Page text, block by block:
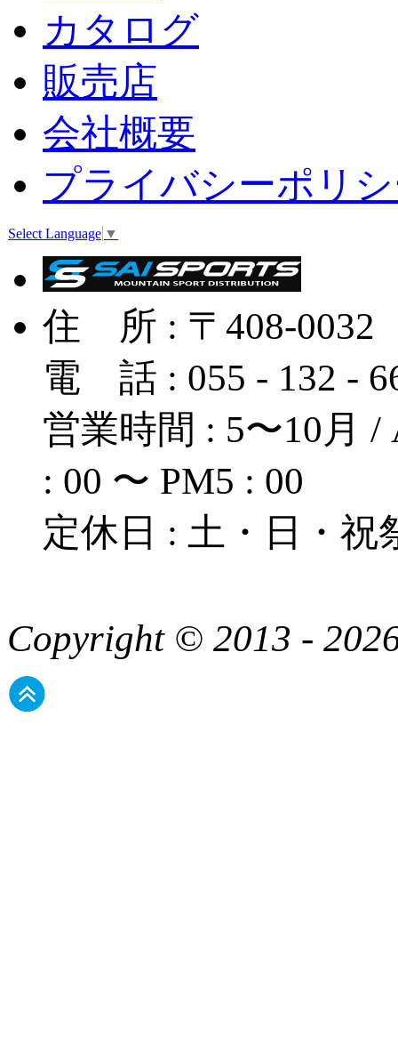
カタログ
販売店
会社概要
プライバシーポリ
Select Language ▼
住 所 : 〒408-0032
電 話 : 055 - 132 -
営業時間 : 5〜10月
: 00 〜 PM5 : 00
定休日 : 土・日・祝
Copyright © 2013 -